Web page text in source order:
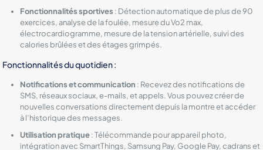
Fonctionnalités sportives : Détection automatique de plus de 90
exercices, analyse de la foulée, mesure du Vo2 max,
électrocardiogramme, mesure de la tension artérielle, suivi des
calories brûlées et des étages grimpés.
Fonctionnalités du quotidien :
Notifications et communication : Recevez des notifications de
SMS, réseaux sociaux, e-mails, et appels. Vous pouvez créer de
nouvelles conversations directement depuis la montre et accéder
à l’historique des messages.
Utilisation pratique: Télécommande pour appareil photo,
intégration avec SmartThings, Samsung Pay, Google Pay, cadrans et